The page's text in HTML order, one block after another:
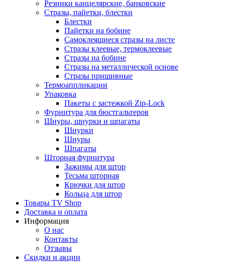
Резинки канцелярские, банковские
Стразы, пайетки, блестки
Блестки
Пайетки на бобине
Самоклеящиеся стразы на листе
Стразы клеевые, термоклеевые
Стразы на бобине
Стразы на металлической основе
Стразы пришивные
Термоаппликации
Упаковка
Пакеты с застежкой Zip-Lock
Фурнитура для бюстгальтеров
Шнуры, шнурки и шпагаты
Шнурки
Шнуры
Шпагаты
Шторная фурнитура
Зажимы для штор
Тесьма шторная
Крючки для штор
Кольца для штор
Товары TV Shop
Доставка и оплата
Информация
О нас
Контакты
Отзывы
Скидки и акции